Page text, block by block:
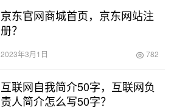
京东官网商城首页，京东网站注
册？
2023年3月1日 782
互联网自我简介50字，互联网负
责人简介怎么写50字？